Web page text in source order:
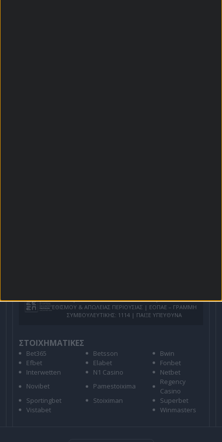
21+ | ΑΡΜΟΔΙΟΣ ΡΥΘΜΙΣΤΗΣ ΕΕΕΠ | ΚΙΝΔΥΝΟΣ
ΕΘΙΣΜΟΥ & ΑΠΩΛΕΙΑΣ ΠΕΡΙΟΥΣΙΑΣ | ΕΟΠΑΕ – ΓΡΑΜΜΗ
ΣΥΜΒΟΥΛΕΥΤΙΚΗΣ: 1114 | ΠΑΙΞΕ ΥΠΕΥΘΥΝΑ
ΣΤΟΙΧΗΜΑΤΙΚΕΣ
Bet365 Betsson
Bwin
Efbet
Elabet
Fonbet
Interwetten
N1 Casino
Netbet
Novibet
Pamestoixima
Regency
Casino
Sportingbet
Stoiximan
Superbet
Vistabet
Winmasters